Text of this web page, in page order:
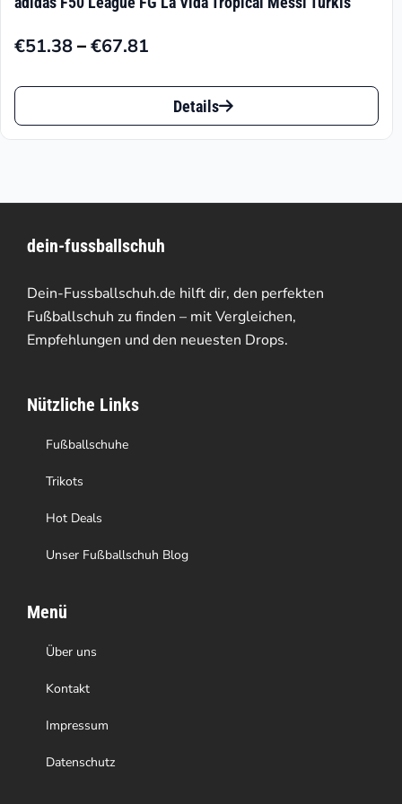
€51.38–€67.81
Preisspanne:
€51.38
€67.81
Dieses
Produkt
auf.
Die
Optionen
können
der
Produktseite
gewählt
werden
Details
dein-fussballschuh
Dein-Fussballschuh.de hilft dir, den perfekten
Fußballschuh zu finden – mit Vergleichen,
Empfehlungen und den neuesten Drops.
Nützliche Links
Fußballschuhe
Trikots
Hot Deals
Unser Fußballschuh Blog
Menü
Über uns
Kontakt
Impressum
Datenschutz